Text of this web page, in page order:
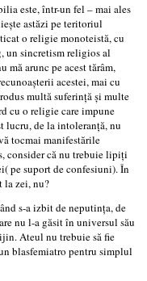
este, într-un fel – mai ales
astăzi pe teritoriul
o religie monoteistă, cu
un sincretism religios al
mă arunc pe acest tărâm,
acestei, mai cu
multă suferinţă şi multe
cu o religie care impune
lucru, de la intoleranţă, nu
tocmai manifestările
consider că nu trebuie lipiţi
suport de confesiuni). În
la zei, nu?
s-a izbit de neputinţa, de
nu l-a găsit în universul său
Ateul nu trebuie să fie
blasfemiatro pentru simplul